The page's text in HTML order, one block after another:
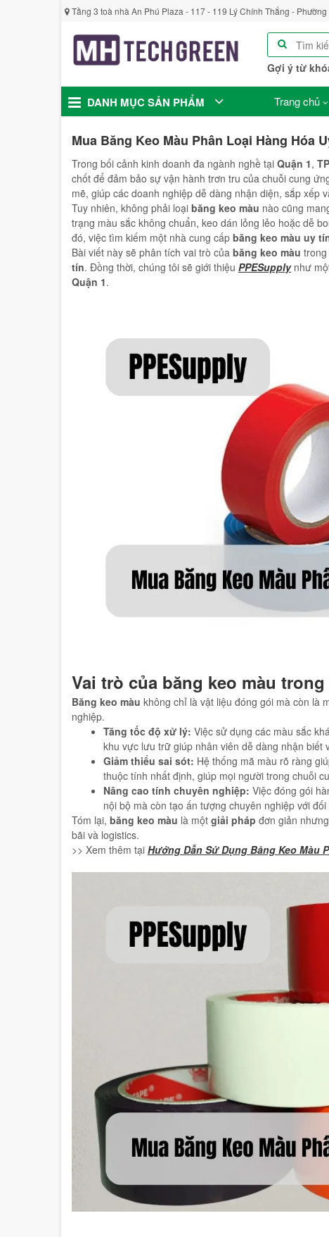
Tầng 3 toà nhà An Phú Plaza - 117 - 119 Lý Chính Thắng -
Gợi ý từ
DANH MỤC SẢN PHẨM Trang chủ
Mua Băng Keo Màu Phân Loại Hàng Hóa
Trong bối cảnh kinh doanh đa ngành nghề tại Quận 1,
chốt để đảm bảo sự vận hành trơn tru của chuỗi cung
mẽ, giúp các doanh nghiệp dễ dàng nhận diện, sắp xếp
Tuy nhiên, không phải loại băng keo màu nào cũng
trạng màu sắc không chuẩn, keo dán lỏng lẻo hoặc dễ
đó, việc tìm kiếm một nhà cung cấp băng keo màu uy
Bài viết này sẽ phân tích vai trò của băng keo màu trong
tín. Đồng thời, chúng tôi sẽ giới thiệu PPESupplynhư
Quận 1.
Vai trò của băng keo màu
Băng keo màu không chỉ là vật liệu đóng gói mà còn là
nghiệp.
Tăng tốc độ xử lý: Việc sử dụng các màu sắc
khu vực lưu trữ giúp nhân viên dễ dàng nhận
Giảm thiểu sai sót: Hệ thống mã màu rõ ràng
thuộc tính nhất định, giúp mọi người trong chuỗi
Nâng cao tính chuyên nghiệp: Việc đóng gói
nội bộ mà còn tạo ấn tượng chuyên nghiệp với
Tóm lại, băng keo màu là một giải pháp đơn giản
bãi và logistics.
>> Xem thêm tại Hướng Dẫn Sử Dụng Băng Keo Màu